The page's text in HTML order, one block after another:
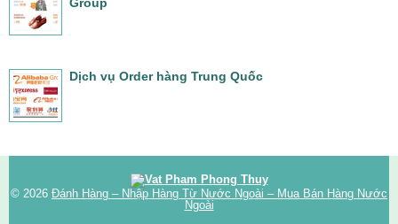
Dịch vụ Order hàng Trung Quốc
© 2026 Đánh Hàng – Nhập Hàng Từ Nước Ngoài – Mua Bán Hàng Nước
Ngoài